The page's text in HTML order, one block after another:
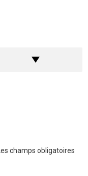
champs obligatoires